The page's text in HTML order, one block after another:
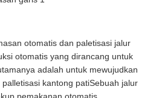
otomatis dan paletisasi jalur
otomatis yang dirancang untuk
adalah untuk mewujudkan
kantong patiSebuah jalur